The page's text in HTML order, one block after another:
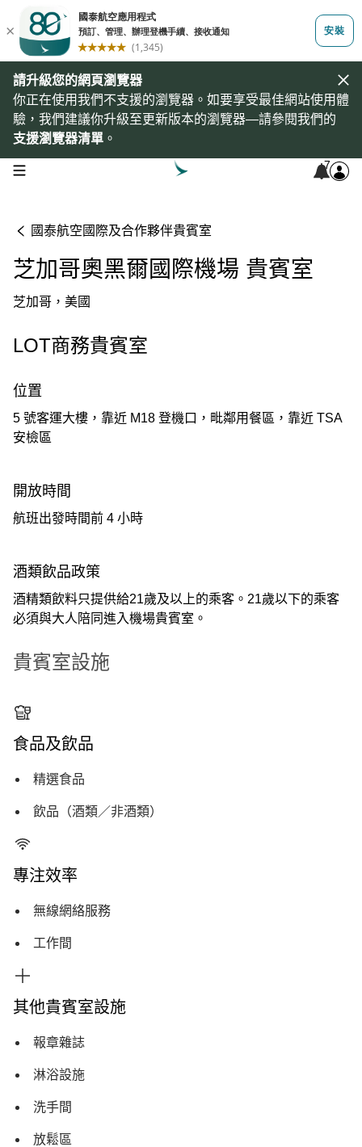
請升級您的網頁瀏覽器
你正在使用我們不支援的瀏覽器。如要享受最佳網站使用體
驗，我們建議你升級至更新版本的瀏覽器—請參閱我們的
支援瀏覽器清單 。
open navigation menu 7
國泰航空國際及合作夥伴貴賓室
芝加哥奧黑爾國際機場 貴賓室
芝加哥，美國
LOT商務貴賓室
位置
5 號客運大樓，靠近 M18 登機口，毗鄰用餐區，靠近 TSA
安檢區
開放時間
航班出發時間前 4 小時
酒類飲品政策
酒精類飲料只提供給21歲及以上的乘客。21歲以下的乘客
必須與大人陪同進入機場貴賓室。
貴賓室設施
食品及飲品
精選食品
飲品（酒類／非酒類）
專注效率
無線網絡服務
工作間
其他貴賓室設施
報章雜誌
淋浴設施
洗手間
放鬆區